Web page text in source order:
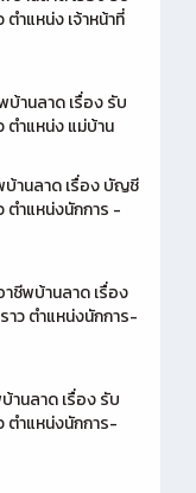
ำแหน่ง เจ้าหน้าที่
านลาด เรื่อง รับ
ตำแหน่ง แม่บ้าน
านลาด เรื่อง บัญชี
ตำแหน่งนักการ -
ชีพบ้านลาด เรื่อง
ว ตำแหน่งนักการ-
านลาด เรื่อง รับ
ตำแหน่งนักการ-